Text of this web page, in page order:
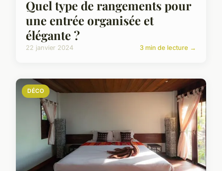
Quel type de rangements pour
une entrée organisée et
élégante ?
22 janvier 2024 3 min de lecture →
DÉCO